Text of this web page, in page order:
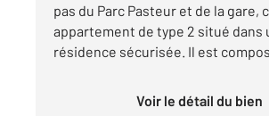
pas du Parc Pasteur et de la gare,
appartement de type 2 situé dans
résidence sécurisée. Il est
Voir le détail du bien